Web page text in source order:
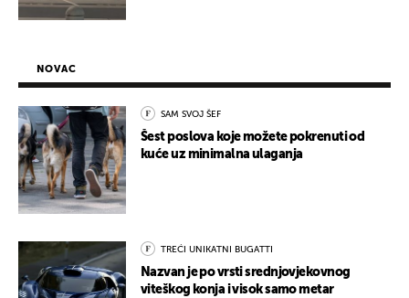
NOVAC
SAM SVOJ ŠEF
Šest poslova koje možete pokrenuti od
kuće uz minimalna ulaganja
TREĆI UNIKATNI BUGATTI
Nazvan je po vrsti srednjovjekovnog
viteškog konja i visok samo metar